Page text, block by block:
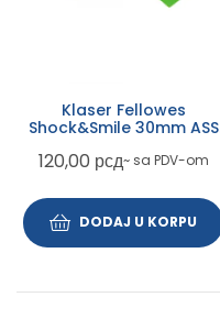
Klaser Fellowes
Shock&Smile 30mm ASS
120,00 рсд~ sa PDV-om
DODAJ U KORPU